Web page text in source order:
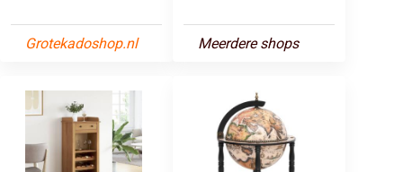
Grotekadoshop.nl Meerdere shops